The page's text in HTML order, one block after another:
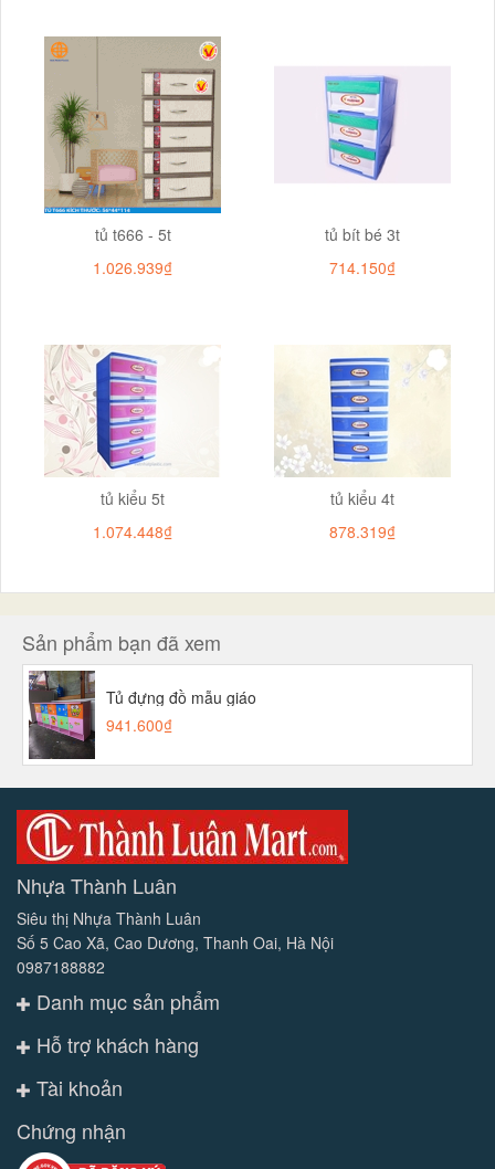
tủ t666 - 5t
1.026.939₫
tủ bít bé 3t
714.150₫
tủ kiểu 5t
1.074.448₫
tủ kiểu 4t
878.319₫
Sản phẩm bạn đã xem
Tủ đựng đồ mẫu giáo
941.600₫
Nhựa Thành Luân
Siêu thị Nhựa Thành Luân
Số 5 Cao Xã, Cao Dương, Thanh Oai, Hà Nội
0987188882
Danh mục sản phẩm
Hỗ trợ khách hàng
Tài khoản
Chứng nhận